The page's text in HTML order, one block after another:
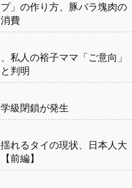
」の作り方、豚バラ塊肉の
費
私人の裕子ママ「ご意向」
判明
級閉鎖が発生
れるタイの現状、日本人大
前編】